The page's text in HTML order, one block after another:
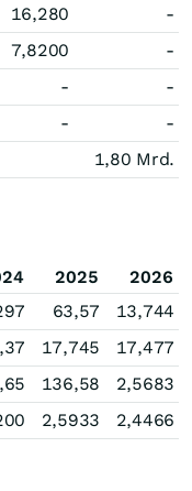
16,280
-
7,8200
-
-
-
-
-
1,80 Mrd.
2025
2026
63,57
13,744
17,745
17,477
136,58
2,5683
2,5933 2,4466